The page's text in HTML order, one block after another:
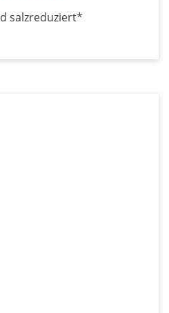
salzreduziert*